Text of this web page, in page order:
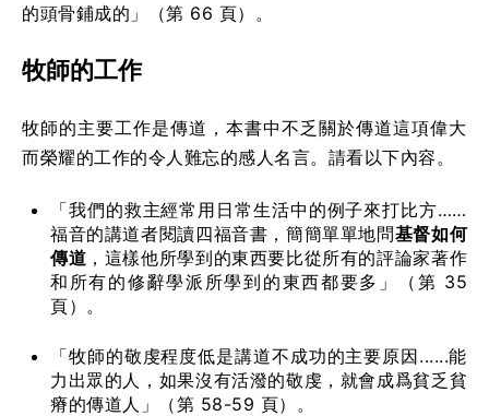
的頭骨鋪成的」（第 66 頁）。
牧師的工作
牧師的主要工作是傳道，本書中不乏關於傳道這項偉大
而榮耀的工作的令人難忘的感人名言。請看以下內容。
「我們的救主經常用日常生活中的例子來打比方……
福音的講道者閱讀四福音書，簡簡單單地問基督如何
傳道 ，這樣他所學到的東西要比從所有的評論家著作
和所有的修辭學派所學到的東西都要多」（第 35
頁）。
「牧師的敬虔程度低是講道不成功的主要原因......能
力出眾的人，如果沒有活潑的敬虔，就會成爲貧乏貧
瘠的傳道人」（第 58-59 頁）。